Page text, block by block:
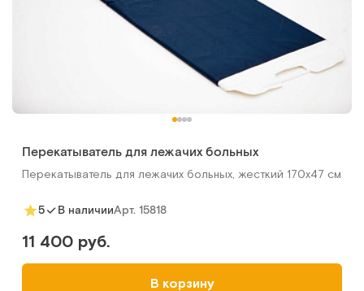
Перекатыватель для лежачих больных
Перекатыватель для лежачих больных, жесткий 170х47 см
5 В наличииАрт. 15818
11 400 руб.
В корзину